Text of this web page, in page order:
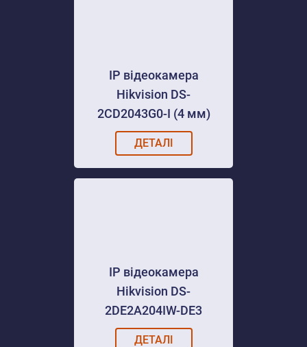
IP відеокамера
Hikvision DS-
2CD2043G0-I (4 мм)
ДЕТАЛІ
IP відеокамера
Hikvision DS-
2DE2A204IW-DE3
ДЕТАЛІ